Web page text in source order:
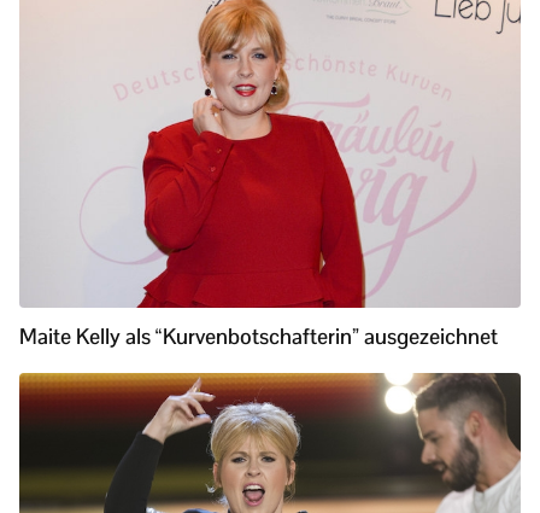
Maite Kelly als “Kurvenbotschafterin” ausgezeichnet